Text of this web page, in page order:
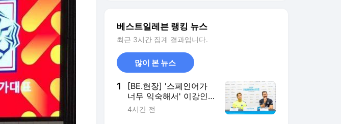
베스트일레븐 랭킹 뉴스
최근 3시간 집계 결과입니다.
많이 본 뉴스
1
[BE.현장] '스페인어가
너무 익숙해서' 이강인,
통역보다 빠른 답변에
4시간 전